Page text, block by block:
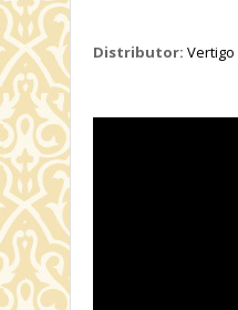
Distributor: